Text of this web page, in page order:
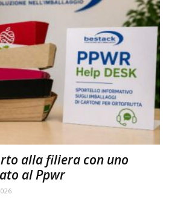
alla filiera con uno
al Ppwr